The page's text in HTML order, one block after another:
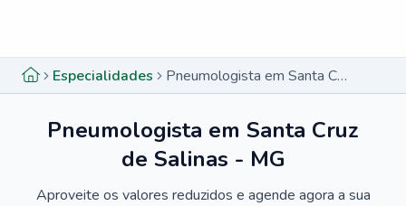
Especialidades Pneumologista em Santa Cruz de Salinas - MG
Pneumologista em Santa Cruz
de Salinas - MG
Aproveite os valores reduzidos e agende agora a sua